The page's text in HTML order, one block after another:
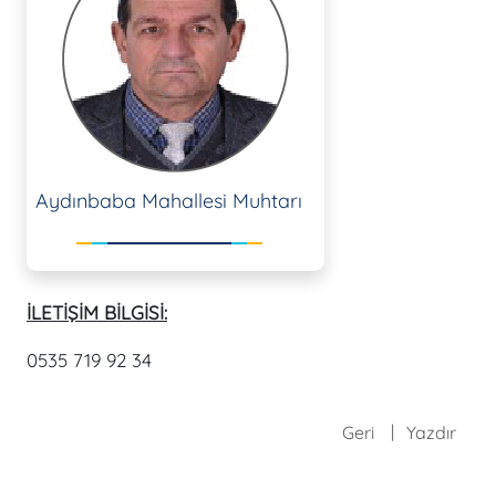
Aydınbaba Mahallesi Muhtarı
İLETİŞİM BİLGİSİ:
0535 719 92 34
Geri Yazdır